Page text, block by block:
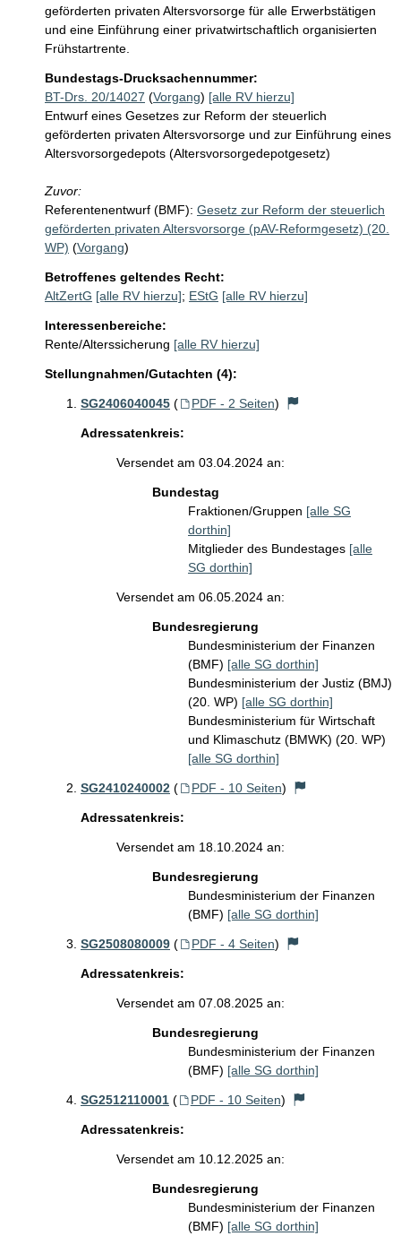
geförderten privaten Altersvorsorge für alle Erwerbstätigen
und eine Einführung einer privatwirtschaftlich organisierten
Frühstartrente.
Bundestags-Drucksachennummer:
BT-Drs. 20/14027 (Vorgang) [alle RV hierzu]
Entwurf eines Gesetzes zur Reform der steuerlich
geförderten privaten Altersvorsorge und zur Einführung eines
Altersvorsorgedepots (Altersvorsorgedepotgesetz)
Zuvor:
Referentenentwurf (BMF): Gesetz zur Reform der steuerlich
geförderten privaten Altersvorsorge (pAV-Reformgesetz) (20.
WP) (Vorgang)
Betroffenes geltendes Recht:
AltZertG [alle RV hierzu]; EStG [alle RV hierzu]
Interessenbereiche:
Rente/Alterssicherung [alle RV hierzu]
Stellungnahmen/Gutachten (4):
SG2406040045 ( PDF - 2 Seiten)
Adressatenkreis:
Versendet am 03.04.2024 an:
Bundestag
Fraktionen/Gruppen [alle SG
dorthin]
Mitglieder des Bundestages [alle
SG dorthin]
Versendet am 06.05.2024 an:
Bundesregierung
Bundesministerium der Finanzen
(BMF) [alle SG dorthin]
Bundesministerium der Justiz (BMJ)
(20. WP) [alle SG dorthin]
Bundesministerium für Wirtschaft
und Klimaschutz (BMWK) (20. WP)
[alle SG dorthin]
SG2410240002 ( PDF - 10 Seiten)
Adressatenkreis:
Versendet am 18.10.2024 an:
Bundesregierung
Bundesministerium der Finanzen
(BMF) [alle SG dorthin]
SG2508080009 ( PDF - 4 Seiten)
Adressatenkreis:
Versendet am 07.08.2025 an:
Bundesregierung
Bundesministerium der Finanzen
(BMF) [alle SG dorthin]
SG2512110001 ( PDF - 10 Seiten)
Adressatenkreis:
Versendet am 10.12.2025 an:
Bundesregierung
Bundesministerium der Finanzen
(BMF) [alle SG dorthin]